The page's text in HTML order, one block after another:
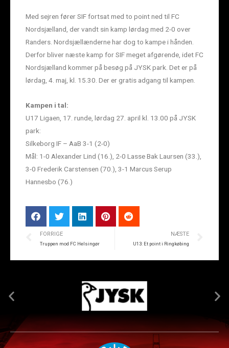
Med sejren fører SIF fortsat med to point ned til FC
Nordsjælland, der vandt sin kamp lørdag med 2-0 over
Randers. Nordsjællænderne har dog to kampe i hånden.
Derfor bliver næste kamp for SIF meget afgørende, idet FC
Nordsjælland kommer på besøg på JYSK park. Det er på
lørdag, 4. maj, kl. 15.30. Der er gratis adgang til kampen.
Kampen i tal:
U17 Ligaen, 17. runde, lørdag 27. april kl. 13.00 på JYSK
park:
Silkeborg IF – AaB 3-1 (2-0)
Mål: 1-0 Alexander Lind (16.), 2-0 Lasse Bak Laursen (33.),
3-0 Frederik Carstensen (70.), 3-1 Marcus Serup
Hannesbo (76.)
FORRIGE
Truppen mod FC Helsingør
NÆSTE
U13: Et point i Ringkøbing